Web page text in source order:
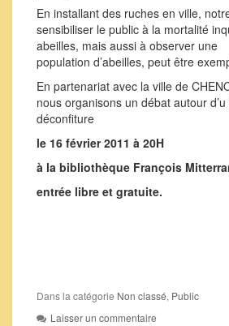
En installant des ruches en ville,
sensibiliser le public à la mortalité
abeilles, mais aussi à observer une
population d’abeilles, peut être
En partenariat avec la ville de
nous organisons un débat autour
déconfiture
le 16 février 2011 à 20H
à la bibliothèque François
entrée libre et gratuite.
Dans la catégorie Non classé, Public
Laisser un commentaire